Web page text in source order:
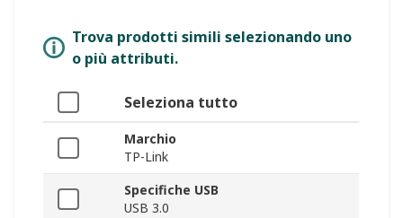
Trova prodotti simili selezionando uno
o più attributi.
Seleziona tutto
Marchio
TP-Link
Specifiche USB
USB 3.0